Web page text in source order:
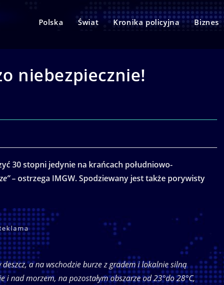
Polska Świat Kronika policyjna Biznes
niebezpiecznie!
30 stopni jedynie na krańcach południowo-
– ostrzega IMGW. Spodziewany jest także porywisty
a na wschodzie burze z gradem i lokalnie silną
nad morzem, na pozostałym obszarze od 23°do 28°C,